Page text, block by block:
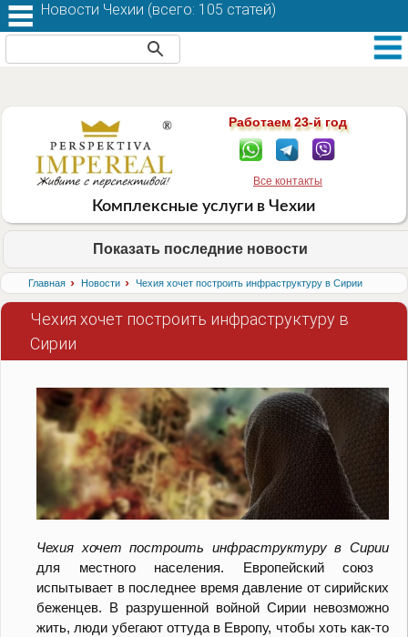
Работаем 23-й год
Все контакты
Комплексные услуги в Чехии
Показать последние новости
Главная › Новости › Чехия хочет построить инфраструктуру в Сирии
Чехия хочет построить инфраструктуру в
Сирии
Чехия хочет построить инфраструктуру в Сирии
для местного населения. Европейский союз
испытывает в последнее время давление от сирийских
беженцев. В разрушенной войной Сирии невозможно
жить, люди убегают оттуда в Европу, чтобы хоть как-то
Новости Чехии (всего: 105 статей)